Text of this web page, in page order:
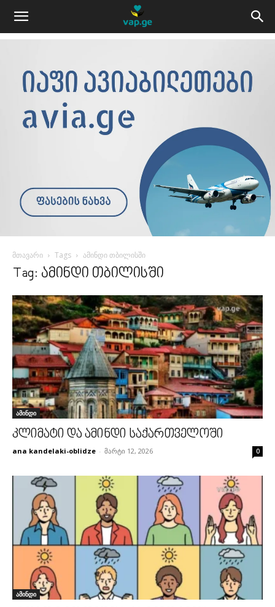
მთავარი Tags ამინდი თბილისში
Tag: ამინდი თბილისში
ამინდი
კლიმატი და ამინდი საქართველოში
ana kandelaki-oblidze - მარტი 12, 2026 0
ამინდი